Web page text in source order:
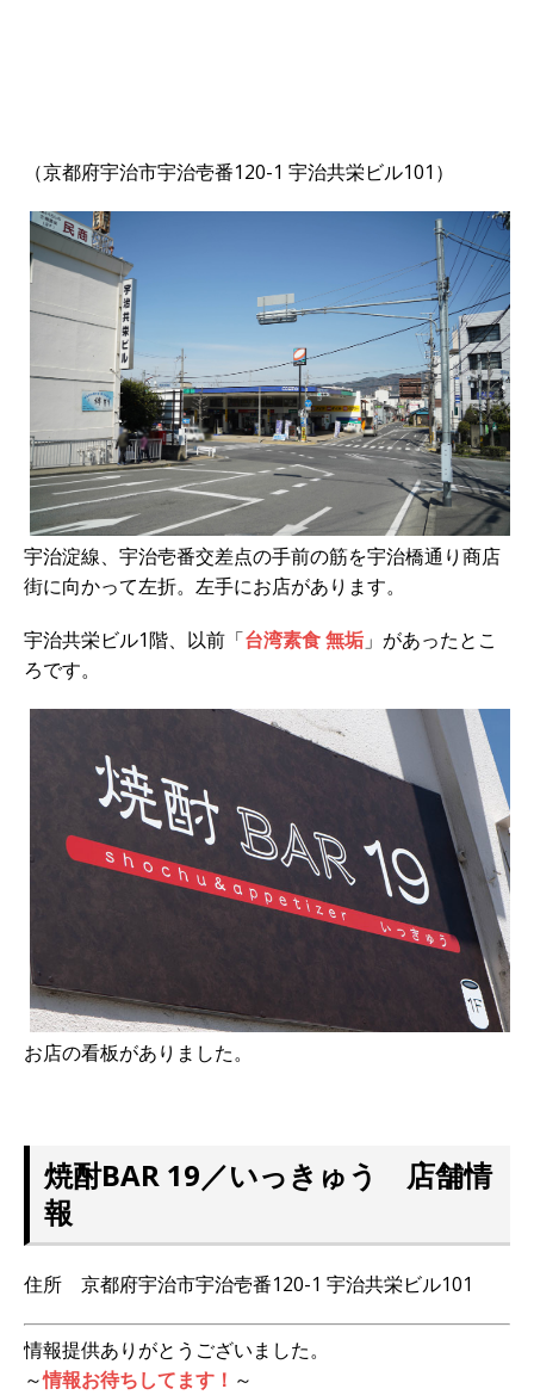
（京都府宇治市宇治壱番120-1 宇治共栄ビル101）
宇治淀線、宇治壱番交差点の手前の筋を宇治橋通り商店
街に向かって左折。左手にお店があります。
宇治共栄ビル1階、以前「台湾素食 無垢 」があったとこ
ろです。
お店の看板がありました。
焼酎BAR 19／いっきゅう 店舗情
報
住所 京都府宇治市宇治壱番120-1 宇治共栄ビル101
情報提供ありがとうございました。
～情報お待ちしてます！ ～